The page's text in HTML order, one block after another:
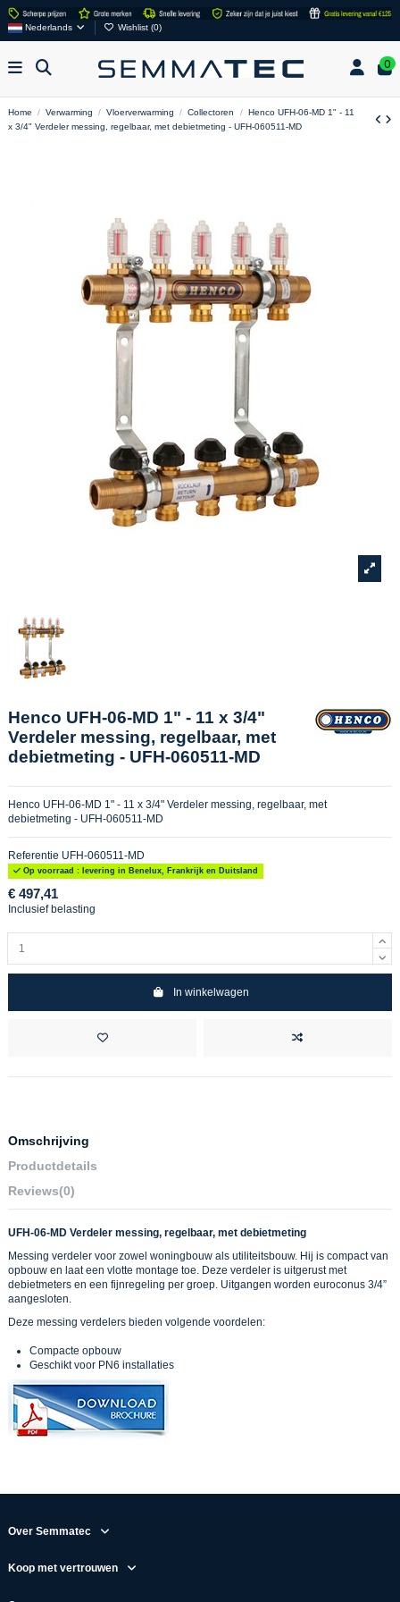
Nederlands Wishlist (0)
0
Home Verwarming Vloerverwarming Collectoren
Henco UFH-06-MD 1" - 11
x 3/4" Verdeler messing, regelbaar, met debietmeting - UFH-060511-MD
Henco UFH-06-MD 1" - 11 x 3/4"
Verdeler messing, regelbaar, met
debietmeting - UFH-060511-MD
Henco UFH-06-MD 1" - 11 x 3/4" Verdeler messing, regelbaar, met
debietmeting - UFH-060511-MD
Referentie UFH-060511-MD
Op voorraad : levering in Benelux, Frankrijk en Duitsland
€ 497,41
Inclusief belasting
In winkelwagen
Omschrijving
Productdetails
Reviews(0)
UFH-06-MD Verdeler messing, regelbaar, met debietmeting
Messing verdeler voor zowel woningbouw als utiliteitsbouw. Hij is compact van
opbouw en laat een vlotte montage toe. Deze verdeler is uitgerust met
debietmeters en een fijnregeling per groep. Uitgangen worden euroconus 3/4”
aangesloten.
Deze messing verdelers bieden volgende voordelen:
Compacte opbouw
Geschikt voor PN6 installaties
Over Semmatec
Koop met vertrouwen